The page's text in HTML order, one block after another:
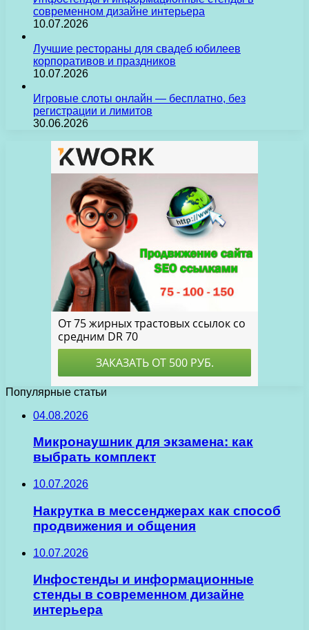
современном дизайне интерьера
10.07.2026
Лучшие рестораны для свадеб юбилеев
корпоративов и праздников
10.07.2026
Игровые слоты онлайн — бесплатно, без
регистрации и лимитов
30.06.2026
Популярные статьи
04.08.2026
Микронаушник для экзамена: как
выбрать комплект
10.07.2026
Накрутка в мессенджерах как способ
продвижения и общения
10.07.2026
Инфостенды и информационные
стенды в современном дизайне
интерьера